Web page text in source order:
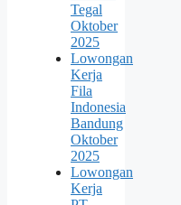
Tegal
Oktober
2025
Lowongan
Kerja
Fila
Indonesia
Bandung
Oktober
2025
Lowongan
Kerja